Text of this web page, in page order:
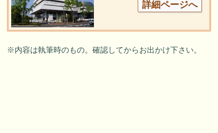
詳細ページへ
※内容は執筆時のもの。確認してからお出かけ下さい。